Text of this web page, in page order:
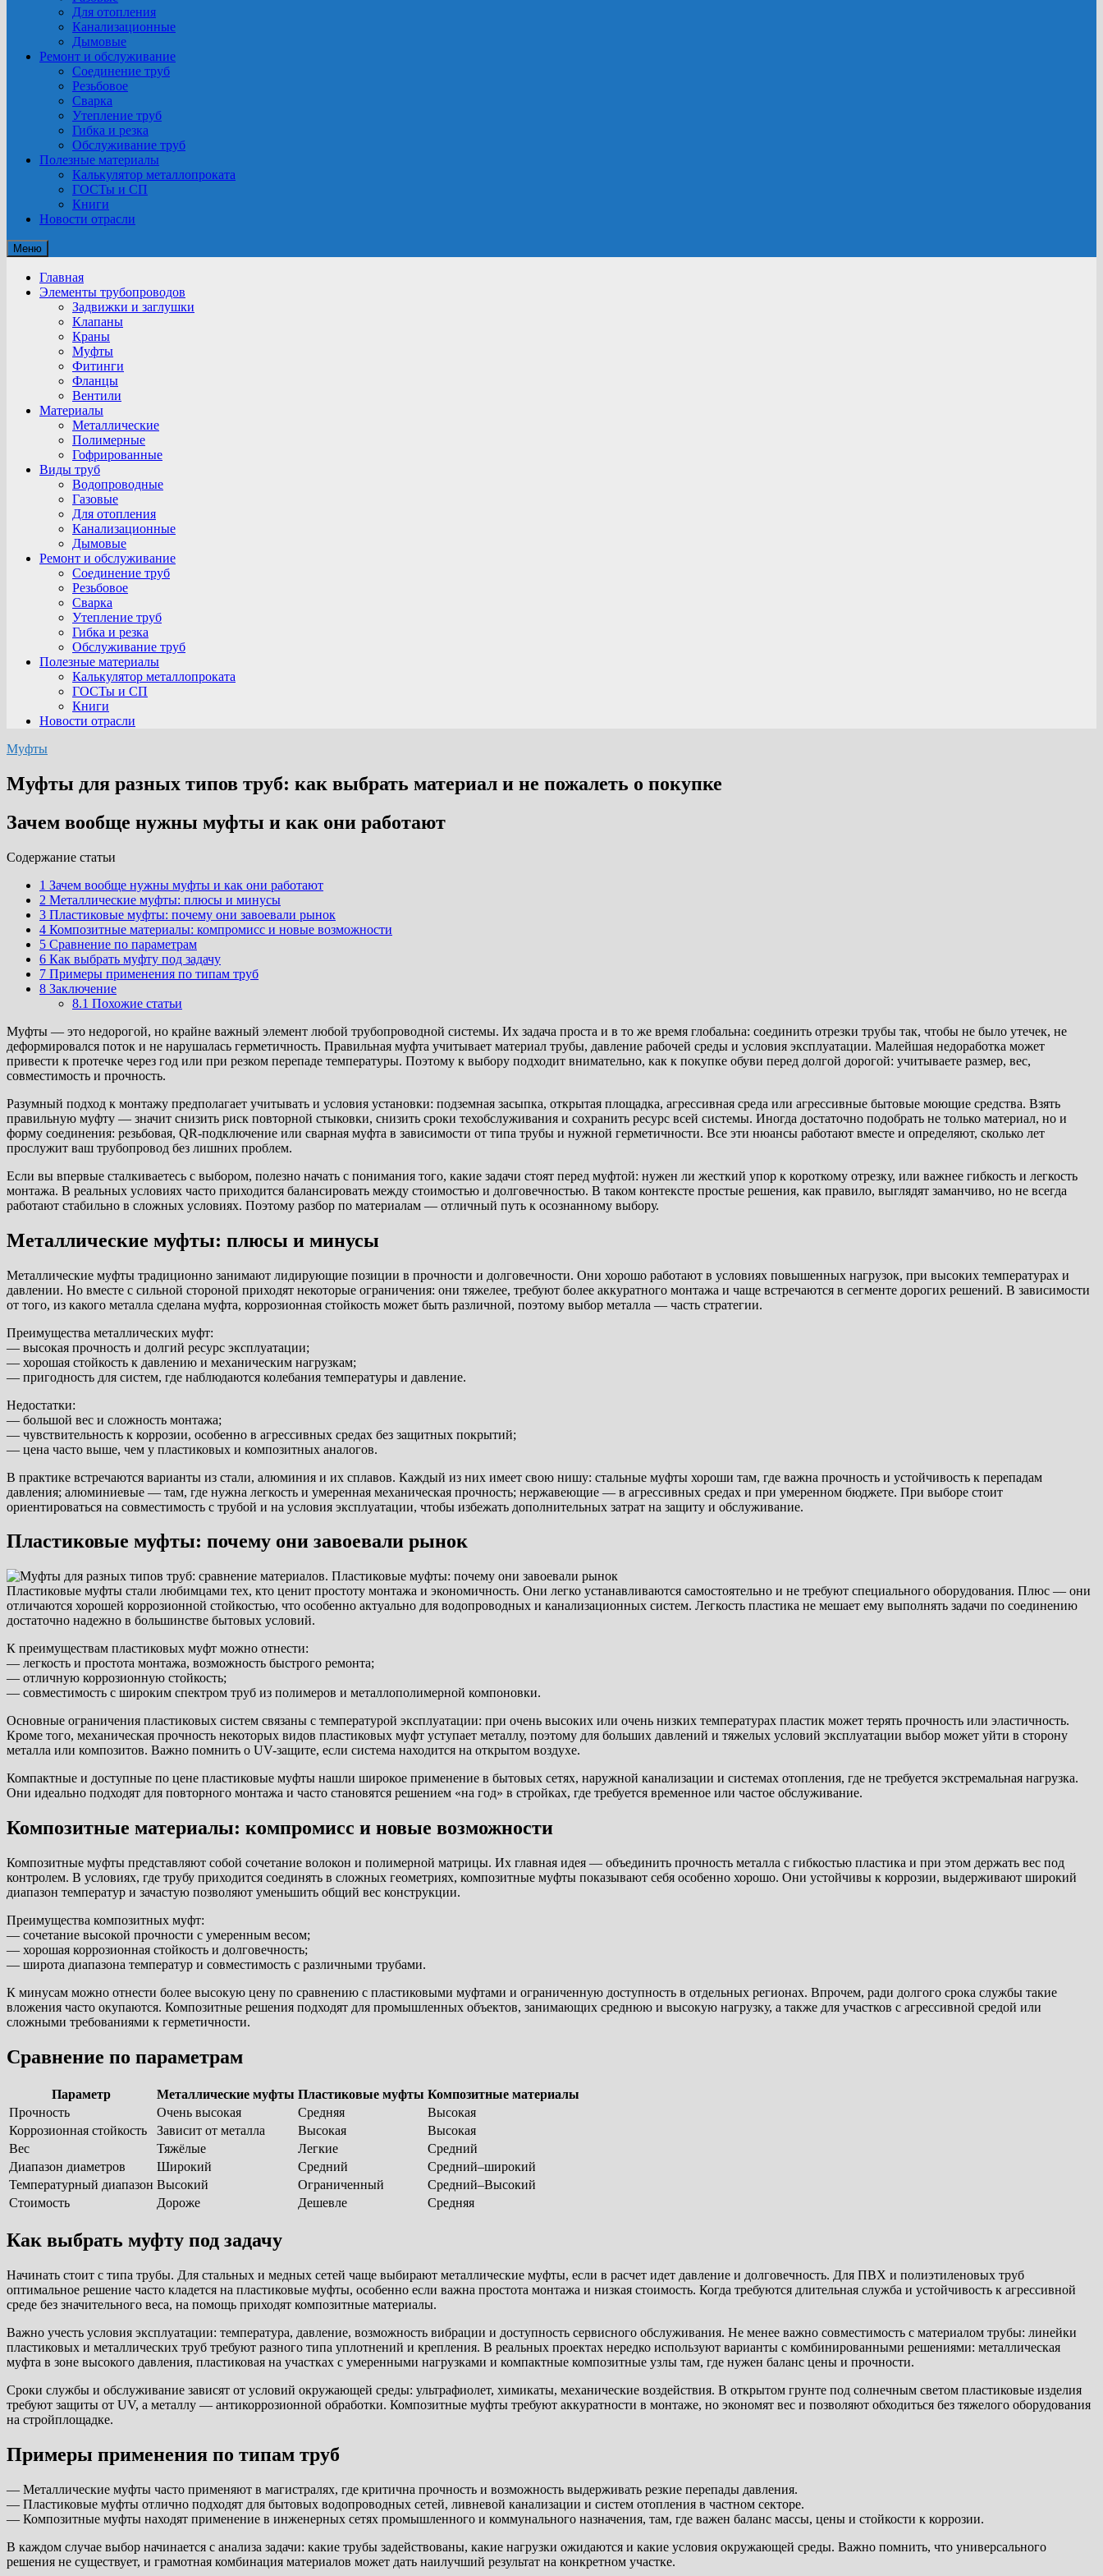
Для отопления
Канализационные
Дымовые
Ремонт и обслуживание
Соединение труб
Резьбовое
Сварка
Утепление труб
Гибка и резка
Обслуживание труб
Полезные материалы
Калькулятор металлопроката
ГОСТы и СП
Книги
Новости отрасли
Меню
Главная
Элементы трубопроводов
Задвижки и заглушки
Клапаны
Краны
Муфты
Фитинги
Фланцы
Вентили
Материалы
Металлические
Полимерные
Гофрированные
Виды труб
Водопроводные
Газовые
Для отопления
Канализационные
Дымовые
Ремонт и обслуживание
Соединение труб
Резьбовое
Сварка
Утепление труб
Гибка и резка
Обслуживание труб
Полезные материалы
Калькулятор металлопроката
ГОСТы и СП
Книги
Новости отрасли
Муфты
Муфты для разных типов труб: как выбрать материал и не пожалеть о покупке
Зачем вообще нужны муфты и как они работают
Cодержание статьи
1 Зачем вообще нужны муфты и как они работают
2 Металлические муфты: плюсы и минусы
3 Пластиковые муфты: почему они завоевали рынок
4 Композитные материалы: компромисс и новые возможности
5 Сравнение по параметрам
6 Как выбрать муфту под задачу
7 Примеры применения по типам труб
8 Заключение
8.1 Похожие статьи
Муфты — это недорогой, но крайне важный элемент любой трубопроводной системы. Их задача проста и в то же время глобальна: соединить отрезки трубы так, чтобы не было утечек, не
деформировался поток и не нарушалась герметичность. Правильная муфта учитывает материал трубы, давление рабочей среды и условия эксплуатации. Малейшая недоработка может
привести к протечке через год или при резком перепаде температуры. Поэтому к выбору подходит внимательно, как к покупке обуви перед долгой дорогой: учитываете размер, вес,
совместимость и прочность.
Разумный подход к монтажу предполагает учитывать и условия установки: подземная засыпка, открытая площадка, агрессивная среда или агрессивные бытовые моющие средства. Взять
правильную муфту — значит снизить риск повторной стыковки, снизить сроки техобслуживания и сохранить ресурс всей системы. Иногда достаточно подобрать не только материал, но и
форму соединения: резьбовая, QR-подключение или сварная муфта в зависимости от типа трубы и нужной герметичности. Все эти нюансы работают вместе и определяют, сколько лет
прослужит ваш трубопровод без лишних проблем.
Если вы впервые сталкиваетесь с выбором, полезно начать с понимания того, какие задачи стоят перед муфтой: нужен ли жесткий упор к короткому отрезку, или важнее гибкость и легкость
монтажа. В реальных условиях часто приходится балансировать между стоимостью и долговечностью. В таком контексте простые решения, как правило, выглядят заманчиво, но не всегда
работают стабильно в сложных условиях. Поэтому разбор по материалам — отличный путь к осознанному выбору.
Металлические муфты: плюсы и минусы
Металлические муфты традиционно занимают лидирующие позиции в прочности и долговечности. Они хорошо работают в условиях повышенных нагрузок, при высоких температурах и
давлении. Но вместе с сильной стороной приходят некоторые ограничения: они тяжелее, требуют более аккуратного монтажа и чаще встречаются в сегменте дорогих решений. В зависимости
от того, из какого металла сделана муфта, коррозионная стойкость может быть различной, поэтому выбор металла — часть стратегии.
Преимущества металлических муфт:
— высокая прочность и долгий ресурс эксплуатации;
— хорошая стойкость к давлению и механическим нагрузкам;
— пригодность для систем, где наблюдаются колебания температуры и давление.
Недостатки:
— большой вес и сложность монтажа;
— чувствительность к коррозии, особенно в агрессивных средах без защитных покрытий;
— цена часто выше, чем у пластиковых и композитных аналогов.
В практике встречаются варианты из стали, алюминия и их сплавов. Каждый из них имеет свою нишу: стальные муфты хороши там, где важна прочность и устойчивость к перепадам
давления; алюминиевые — там, где нужна легкость и умеренная механическая прочность; нержавеющие — в агрессивных средах и при умеренном бюджете. При выборе стоит
ориентироваться на совместимость с трубой и на условия эксплуатации, чтобы избежать дополнительных затрат на защиту и обслуживание.
Пластиковые муфты: почему они завоевали рынок
Пластиковые муфты стали любимцами тех, кто ценит простоту монтажа и экономичность. Они легко устанавливаются самостоятельно и не требуют специального оборудования. Плюс — они
отличаются хорошей коррозионной стойкостью, что особенно актуально для водопроводных и канализационных систем. Легкость пластика не мешает ему выполнять задачи по соединению
достаточно надежно в большинстве бытовых условий.
К преимуществам пластиковых муфт можно отнести:
— легкость и простота монтажа, возможность быстрого ремонта;
— отличную коррозионную стойкость;
— совместимость с широким спектром труб из полимеров и металлополимерной компоновки.
Основные ограничения пластиковых систем связаны с температурой эксплуатации: при очень высоких или очень низких температурах пластик может терять прочность или эластичность.
Кроме того, механическая прочность некоторых видов пластиковых муфт уступает металлу, поэтому для больших давлений и тяжелых условий эксплуатации выбор может уйти в сторону
металла или композитов. Важно помнить о UV-защите, если система находится на открытом воздухе.
Компактные и доступные по цене пластиковые муфты нашли широкое применение в бытовых сетях, наружной канализации и системах отопления, где не требуется экстремальная нагрузка.
Они идеально подходят для повторного монтажа и часто становятся решением «на год» в стройках, где требуется временное или частое обслуживание.
Композитные материалы: компромисс и новые возможности
Композитные муфты представляют собой сочетание волокон и полимерной матрицы. Их главная идея — объединить прочность металла с гибкостью пластика и при этом держать вес под
контролем. В условиях, где трубу приходится соединять в сложных геометриях, композитные муфты показывают себя особенно хорошо. Они устойчивы к коррозии, выдерживают широкий
диапазон температур и зачастую позволяют уменьшить общий вес конструкции.
Преимущества композитных муфт:
— сочетание высокой прочности с умеренным весом;
— хорошая коррозионная стойкость и долговечность;
— широта диапазона температур и совместимость с различными трубами.
К минусам можно отнести более высокую цену по сравнению с пластиковыми муфтами и ограниченную доступность в отдельных регионах. Впрочем, ради долгого срока службы такие
вложения часто окупаются. Композитные решения подходят для промышленных объектов, занимающих среднюю и высокую нагрузку, а также для участков с агрессивной средой или
сложными требованиями к герметичности.
Сравнение по параметрам
Параметр Металлические муфты Пластиковые муфты Композитные материалы
Прочность
Очень высокая Средняя
Высокая
Коррозионная стойкость
Зависит от металла Высокая
Высокая
Вес
Тяжёлые Легкие
Средний
Диапазон диаметров
Широкий Средний
Средний–широкий
Температурный диапазон Высокий Ограниченный
Средний–Высокий
Стоимость
Дороже Дешевле Средняя
Как выбрать муфту под задачу
Начинать стоит с типа трубы. Для стальных и медных сетей чаще выбирают металлические муфты, если в расчет идет давление и долговечность. Для ПВХ и полиэтиленовых труб
оптимальное решение часто кладется на пластиковые муфты, особенно если важна простота монтажа и низкая стоимость. Когда требуются длительная служба и устойчивость к агрессивной
среде без значительного веса, на помощь приходят композитные материалы.
Важно учесть условия эксплуатации: температура, давление, возможность вибрации и доступность сервисного обслуживания. Не менее важно совместимость с материалом трубы: линейки
пластиковых и металлических труб требуют разного типа уплотнений и крепления. В реальных проектах нередко используют варианты с комбинированными решениями: металлическая
муфта в зоне высокого давления, пластиковая на участках с умеренными нагрузками и компактные композитные узлы там, где нужен баланс цены и прочности.
Сроки службы и обслуживание зависят от условий окружающей среды: ультрафиолет, химикаты, механические воздействия. В открытом грунте под солнечным светом пластиковые изделия
требуют защиты от UV, а металлу — антикоррозионной обработки. Композитные муфты требуют аккуратности в монтаже, но экономят вес и позволяют обходиться без тяжелого оборудования
на стройплощадке.
Примеры применения по типам труб
— Металлические муфты часто применяют в магистралях, где критична прочность и возможность выдерживать резкие перепады давления.
— Пластиковые муфты отлично подходят для бытовых водопроводных сетей, ливневой канализации и систем отопления в частном секторе.
— Композитные муфты находят применение в инженерных сетях промышленного и коммунального назначения, там, где важен баланс массы, цены и стойкости к коррозии.
В каждом случае выбор начинается с анализа задачи: какие трубы задействованы, какие нагрузки ожидаются и какие условия окружающей среды. Важно помнить, что универсального
решения не существует, и грамотная комбинация материалов может дать наилучший результат на конкретном участке.